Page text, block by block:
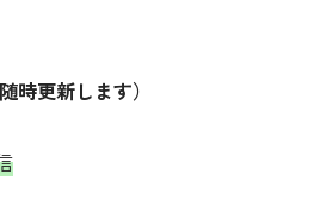
時更新します）